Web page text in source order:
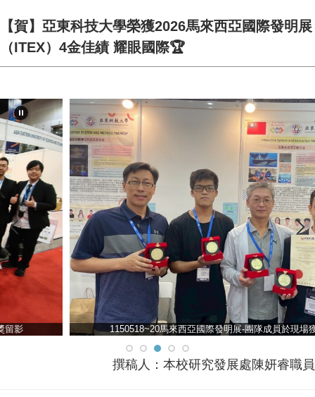
【賀】亞東科技大學榮獲2026馬來西亞國際發明展
（ITEX）4金佳績 耀眼國際🏆
1150518~20馬來西亞國際發明展-團隊成員於現場獲獎留影
撰稿人： 本校研究發展處陳妍睿職員